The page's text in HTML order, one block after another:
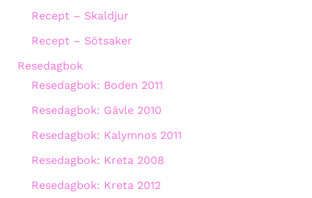
Recept – Skaldjur
Recept – Sötsaker
Resedagbok
Resedagbok: Boden 2011
Resedagbok: Gävle 2010
Resedagbok: Kalymnos 2011
Resedagbok: Kreta 2008
Resedagbok: Kreta 2012